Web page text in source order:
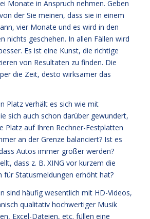
Monate in Anspruch nehmen. Geben
der Sie meinen, dass sie in einem
vier Monate und es wird in den
nichts geschehen. In allen Fällen wird
Es ist eine Kunst, die richtige
von Resultaten zu finden. Die
die Zeit, desto wirksamer das
Platz verhält es sich wie mit
sich auch schon darüber gewundert,
Platz auf Ihren Rechner-Festplatten
an der Grenze balanciert? Ist es
Autos immer größer werden?
dass z. B. XING vor kurzem die
für Statusmeldungen erhöht hat?
sind häufig wesentlich mit HD-Videos,
qualitativ hochwertiger Musik
Excel-Dateien, etc. füllen eine